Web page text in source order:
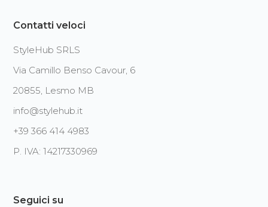
Contatti veloci
StyleHub SRLS
Via Camillo Benso Cavour, 6
20855, Lesmo MB
info@stylehub.it
+39 366 414 4983
P. IVA: 14217330969
Seguici su